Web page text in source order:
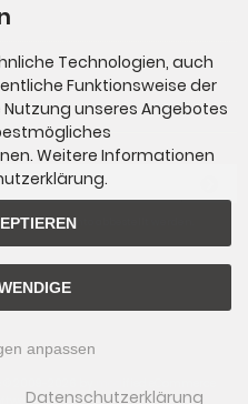
Kundenkonto abbestellt werden.
Technologien, auch
Funktionsweise der
unseres Angebotes
Weitere Informationen
anpassen
Datenschutzerklärung